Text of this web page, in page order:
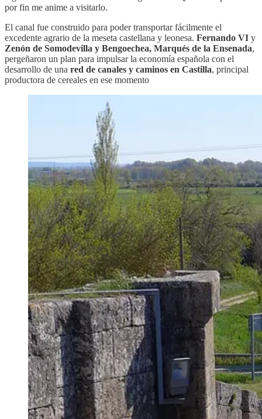
por fin me anime a visitarlo.
El canal fue construido para poder transportar fácilmente el
excedente agrario de la meseta castellana y leonesa. Fernando VI y
Zenón de Somodevilla y Bengoechea, Marqués de la Ensenada,
pergeñaron un plan para impulsar la economía española con el
desarrollo de una red de canales y caminos en Castilla, principal
productora de cereales en ese momento